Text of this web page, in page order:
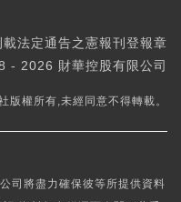
法定通告之憲報刊登報章
2026 財華控股有限公司
版權所有,未經同意不得轉載。
司將盡力確保彼等所提供資料